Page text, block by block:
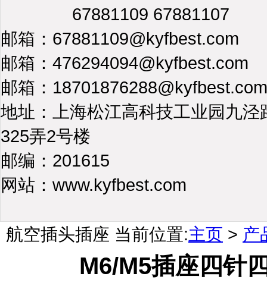
67881109 67881107
邮箱：67881109@kyfbest.com
邮箱：476294094@kyfbest.com
邮箱：18701876288@kyfbest.com
地址：上海松江高科技工业园九泾
325弄2号楼
邮编：201615
网站：www.kyfbest.com
航空插头插座 当前位置:主页 > 产
M6/M5插座四针